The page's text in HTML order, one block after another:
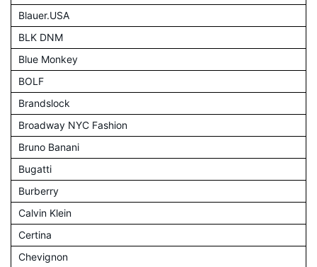
Blauer.USA
BLK DNM
Blue Monkey
BOLF
Brandslock
Broadway NYC Fashion
Bruno Banani
Bugatti
Burberry
Calvin Klein
Certina
Chevignon